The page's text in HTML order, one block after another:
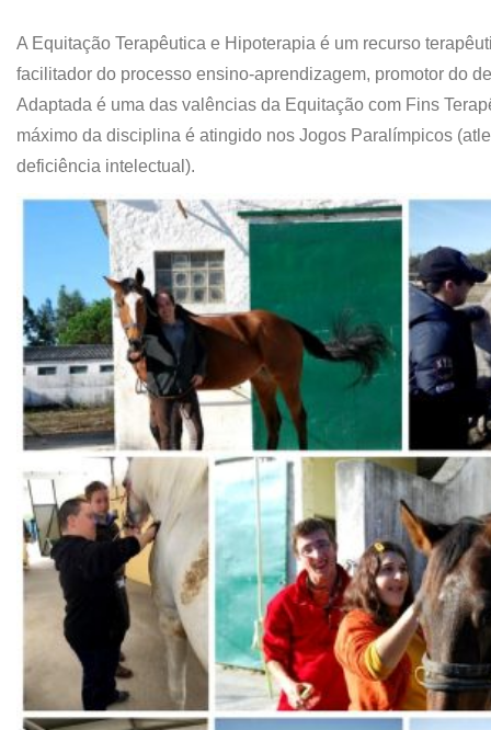
A Equitação Terapêutica e Hipoterapia é um recurso
facilitador do processo ensino-aprendizagem, promotor do
Adaptada é uma das valências da Equitação com Fins
máximo da disciplina é atingido nos Jogos Paralímpicos
deficiência intelectual).